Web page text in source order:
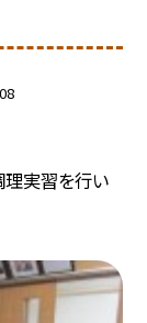
理実習を行い